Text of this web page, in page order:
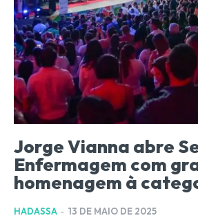
Jorge Vianna abre
Enfermagem com
homenagem à
HADASSA - 13 DE MAIO DE 2025